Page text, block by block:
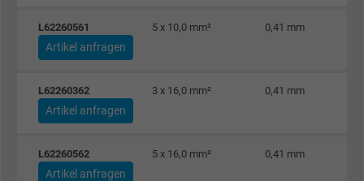
Anbieter Google LLC, Google Ads
Zweck Dies ist ein Conversion Tracking-Service.
Name
L62260561 5 x 10,0 mm² 0,41 mm
Artikel anfragen
L62260362 3 x 16,0 mm² 0,41 mm
Artikel anfragen
L62260562 5 x 16,0 mm² 0,41 mm
Artikel anfragen